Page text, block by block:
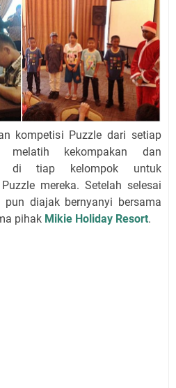
kompetisi Puzzle dari setiap
melatih kekompakan dan
di tiap kelompok untuk
mereka. Setelah selesai
pun diajak bernyanyi bersama
pihak Mikie Holiday Resort.